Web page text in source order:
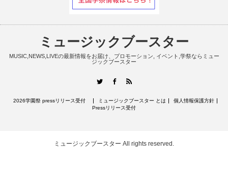
ミュージックブースター
MUSIC,NEWS,LIVEの最新情報をお届け、プロモーション, イベント,学祭ならミュー
ジックブースター
TwitterFacebook
2026学園祭 pressリリース受付 ミュージックブースター とは
個人情報保護方針
Pressリリース受付
ミュージックブースター All rights reserved.